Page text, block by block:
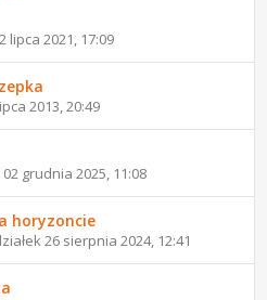
lipca 2021, 17:09
2013, 20:49
grudnia 2025, 11:08
horyzoncie
26 sierpnia 2024, 12:41